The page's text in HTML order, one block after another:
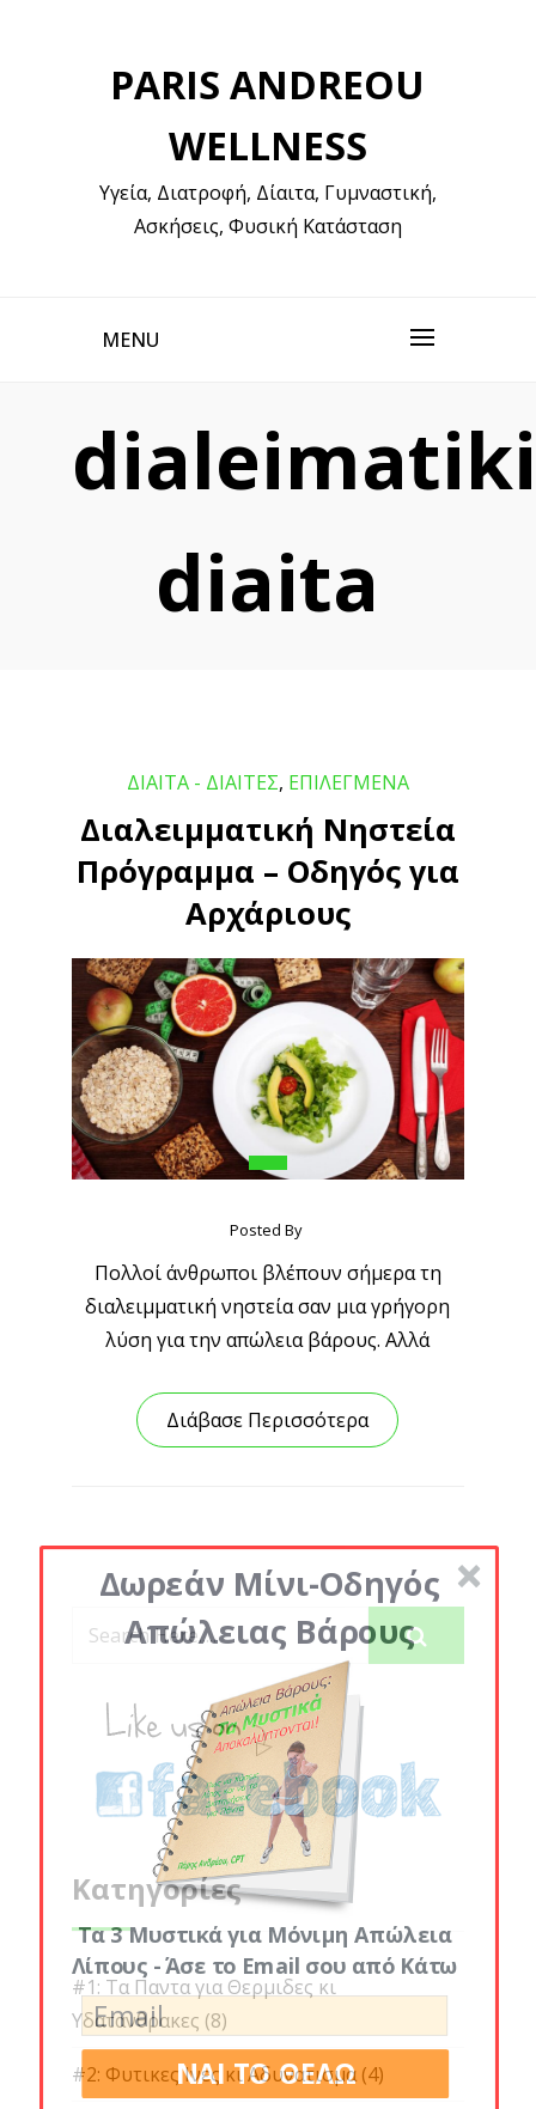
PARIS ANDREOU
WELLNESS
Υγεία, Διατροφή, Δίαιτα, Γυμναστική,
Ασκήσεις, Φυσική Κατάσταση
MENU
dialeimatiki
diaita
ΔΙΑΙΤΑ - ΔΙΑΙΤΕΣ, ΕΠΙΛΕΓΜΕΝΑ
Διαλειμματική Νηστεία
Πρόγραμμα – Οδηγός για
Αρχάριους
Posted By
Πολλοί άνθρωποι βλέπουν σήμερα τη
διαλειμματική νηστεία σαν μια γρήγορη
λύση για την απώλεια βάρους. Αλλά
Διάβασε Περισσότερα
Κατηγορίες
#1: Τα Παντα για Θερμιδες κι
Υδατανθρακες (8)
#2: Φυτικες Ινες κι Αδυνατισμα(4)
Δωρεάν Μίνι-Οδηγός
Απώλειας Βάρους
Τα 3 Μυστικά για Μόνιμη Απώλεια
Λίπους - Άσε το Email σου από Κάτω
ΝΑΙ ΤΟ ΘΕΛΩ